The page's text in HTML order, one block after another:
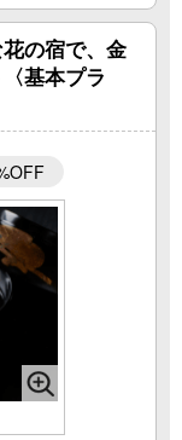
の宿で、金
基本プラ